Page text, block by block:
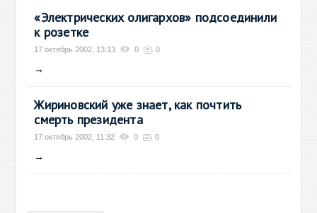
«Электрических олигархов» подсоединили
к розетке
17 октябрь 2002, 13:13 0 0
→
Жириновский уже знает, как почтить
смерть президента
17 октябрь 2002, 11:32 0 0
→